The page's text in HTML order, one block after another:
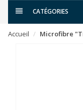
CATÉGORIES
Accueil Microfibre